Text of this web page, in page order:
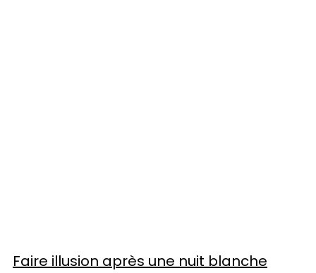
Faire illusion après une nuit blanche